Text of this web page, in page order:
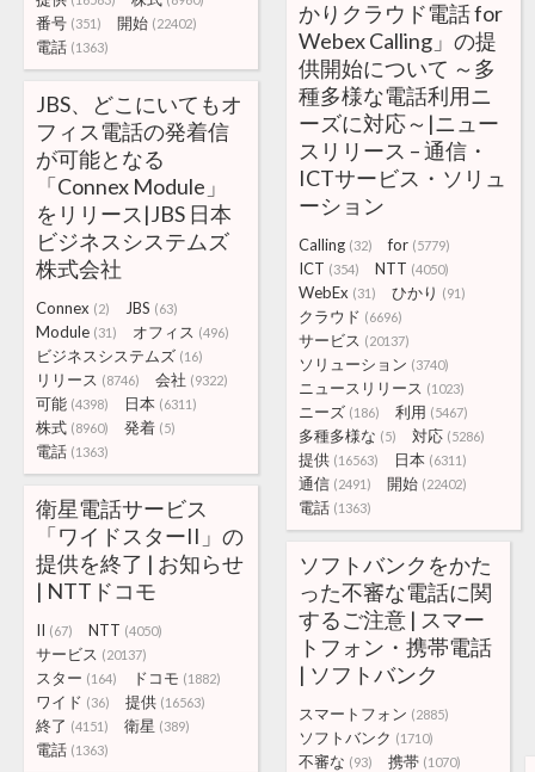
番号 (351) 開始 (22402)
電話 (1363)
かりクラウド電話 for
Webex Calling」の提
供開始について ～多
種多様な電話利用ニ
ーズに対応～|ニュー
スリリース – 通信・
ICTサービス・ソリュ
ーション
Calling (32) for (5779)
ICT (354) NTT (4050)
WebEx (31) ひかり (91)
クラウド (6696)
サービス (20137)
ソリューション (3740)
ニュースリリース (1023)
ニーズ (186) 利用 (5467)
多種多様な (5) 対応 (5286)
提供 (16563) 日本 (6311)
通信 (2491) 開始 (22402)
電話 (1363)
JBS、どこにいてもオ
フィス電話の発着信
が可能となる
「Connex Module」
をリリース|JBS 日本
ビジネスシステムズ
株式会社
Connex (2) JBS (63)
Module (31) オフィス (496)
ビジネスシステムズ (16)
リリース (8746) 会社 (9322)
可能 (4398) 日本 (6311)
株式 (8960) 発着 (5)
電話 (1363)
衛星電話サービス
「ワイドスターII」の
提供を終了 | お知らせ
| NTTドコモ
II (67) NTT (4050)
サービス (20137)
スター (164) ドコモ (1882)
ワイド (36) 提供 (16563)
終了 (4151) 衛星 (389)
電話 (1363)
ソフトバンクをかた
った不審な電話に関
するご注意 | スマー
トフォン・携帯電話
| ソフトバンク
スマートフォン (2885)
ソフトバンク (1710)
不審な (93) 携帯 (1070)